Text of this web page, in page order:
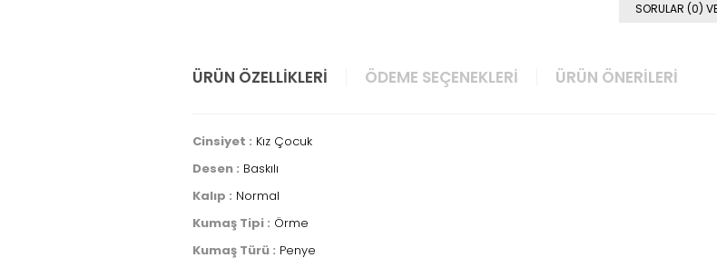
SORULAR (0)
ÜRÜN ÖZELLIKLERI ÖDEME SEÇENEKLERI ÜRÜN ÖNERILERI
Cinsiyet : Kız Çocuk
Desen : Baskılı
Kalıp : Normal
Kumaş Tipi : Örme
Kumaş Türü : Penye